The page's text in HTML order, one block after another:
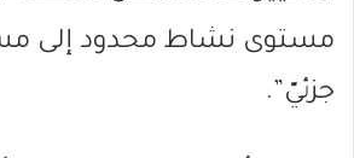
مستوى نشاط محدود إلى
جزئيّ”.